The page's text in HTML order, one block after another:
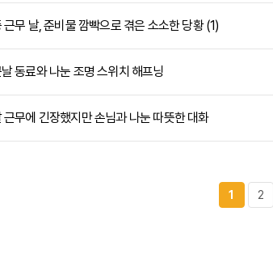
근무 날, 준비물 깜빡으로 겪은 소소한 당황 (1)
동료와 나눈 조명 스위치 해프닝
근무에 긴장했지만 손님과 나눈 따뜻한 대화
1 2